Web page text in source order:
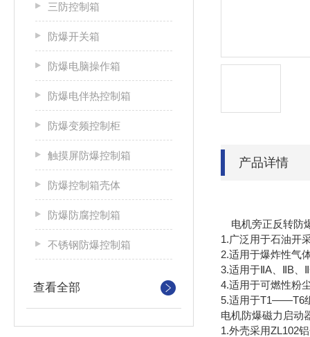
三防控制箱
防爆开关箱
防爆电脑操作箱
防爆电伴热控制箱
防爆变频控制柜
触摸屏防爆控制箱
防爆控制箱壳体
防爆防腐控制箱
不锈钢防爆控制箱
查看全部
产品详情
电机旁正反转防
1.广泛用于石油开
2.适用于爆炸性气
3.适用于ⅡA、ⅡB、
4.适用于可燃性粉
5.适用于T1——T6
电机防爆磁力启动
1.外壳采用ZL102